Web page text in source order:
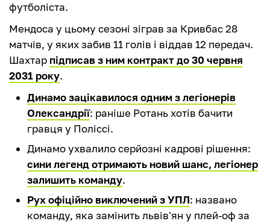
футболіста.
Мендоса у цьому сезоні зіграв за Кривбас 28
матчів, у яких забив 11 голів і віддав 12 передач.
Шахтар підписав з ним контракт до 30 червня
2031 року.
Динамо зацікавилося одним з легіонерів
Олександрії: раніше Ротань хотів бачити
гравця у Поліссі.
Динамо ухвалило серйозні кадрові рішення:
сини легенд отримають новий шанс, легіонер
залишить команду.
Рух офіційно виключений з УПЛ: названо
команду, яка замінить львів'ян у плей-оф за